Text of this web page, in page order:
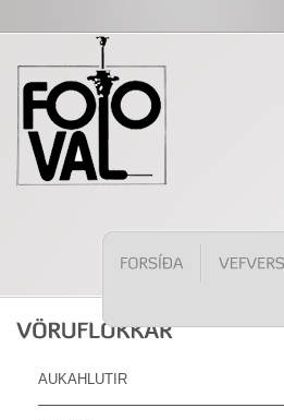
AUKAHLUTIR